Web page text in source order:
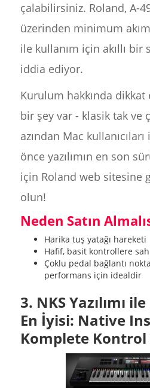
çalabilirsiniz. Roland, A-
üzerinden minimum
ile kullanım için akıllı
iddia ediyor.
Kurulum hakkında
bir şey var - klasik tak ve
azından Mac
önce yazılımın en son
için Roland web sitesine
olun!
Neden Satın
Harika tuş yatağı hareketi
Hafif, basit kontrollere
Çoklu pedal bağlantı
performans için idealdir
3. NKS Yazılımı
En İyisi: Native
Komplete Kontrol